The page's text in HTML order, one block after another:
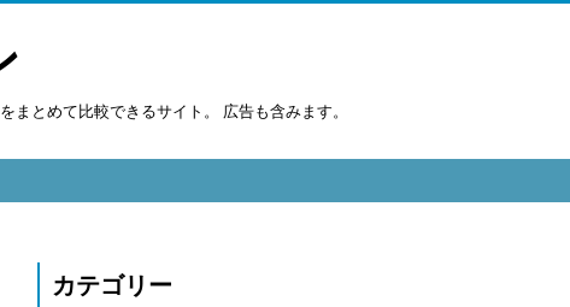
とめて比較できるサイト。 広告も含みます。
カテゴリー